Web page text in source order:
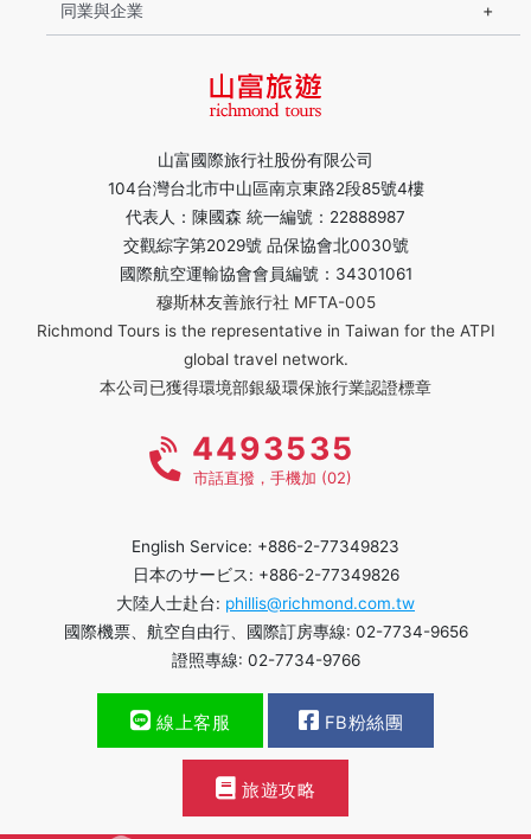
山富國際旅行社股份有限公司
104台灣台北市中山區南京東路2段85號4樓
代表人：陳國森 統一編號：22888987
交觀綜字第2029號 品保協會北0030號
國際航空運輸協會會員編號：34301061
穆斯林友善旅行社 MFTA-005
Richmond Tours is the representative in Taiwan for the ATPI
global travel network.
本公司已獲得環境部銀級環保旅行業認證標章
同業與企業
4493535
市話直撥，手機加 (02)
English Service: +886-2-77349823
日本のサービス: +886-2-77349826
大陸人士赴台: phillis@richmond.com.tw
國際機票、航空自由行、國際訂房專線: 02-7734-9656
證照專線: 02-7734-9766
線上客服 FB粉絲團
旅遊攻略